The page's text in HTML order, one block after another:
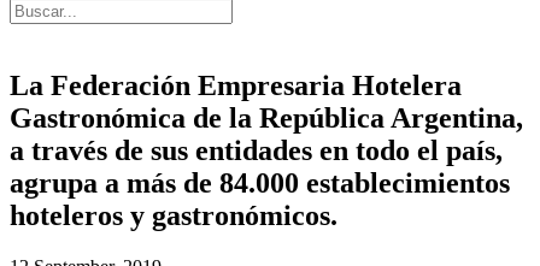
La Federación Empresaria Hotelera
Gastronómica de la República Argentina,
a través de sus entidades en todo el país,
agrupa a más de 84.000 establecimientos
hoteleros y gastronómicos.